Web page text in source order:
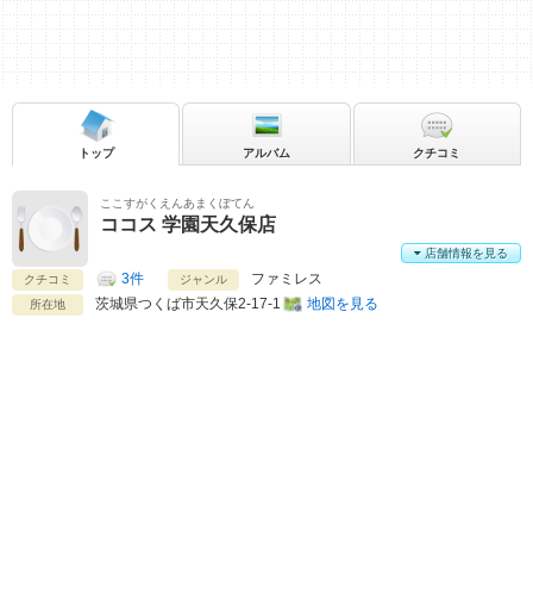
ここすがくえんあまくぼてん
ココス 学園天久保店
クチコミ 3件 ジャンル ファミレス
所在地 茨城県つくば市天久保2-17-1 地図を見る
店舗情報を見る
トップ アルバム クチコミ